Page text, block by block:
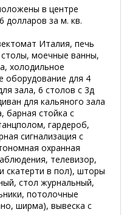
в центре
долларов за м. кв.
Италия, печь
моечные ванны,
холодильное
оборудование для 4
зала, 6 столов с 3д
для кальяного зала
барная стойка с
гардероб,
сигнализация с
охранная
телевизор,
скатерти в пол), шторы
стол журнальный,
потолочные
ширма), вывеска с